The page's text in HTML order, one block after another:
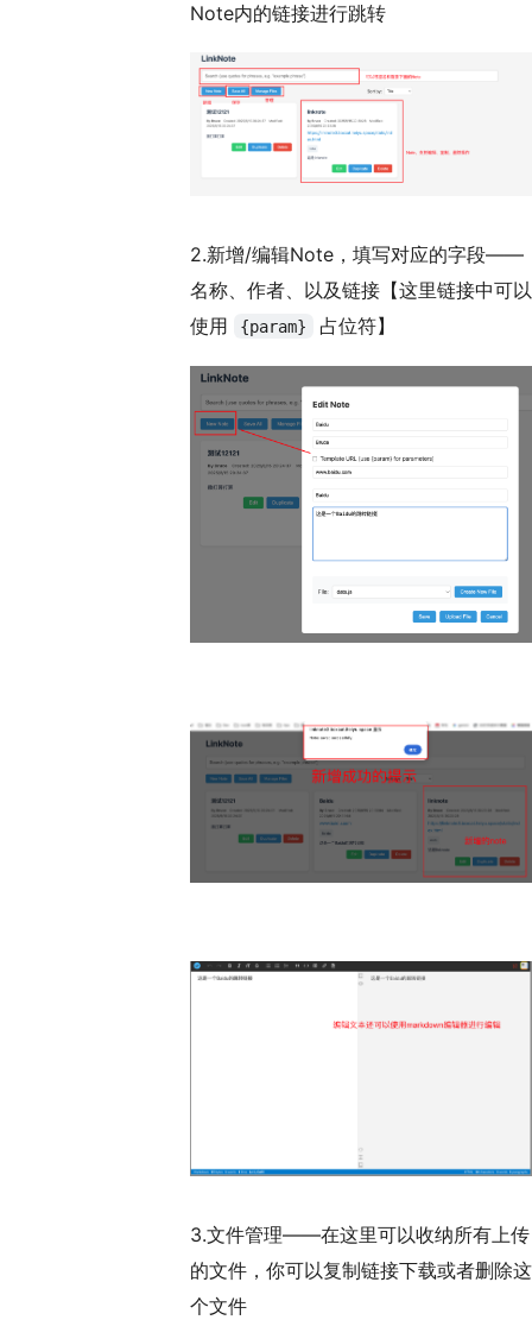
Note内的链接进行跳转
2.新增/编辑Note，填写对应的字段——
名称、作者、以及链接【这里链接中可以
使用
{param} 占位符】
3.文件管理——在这里可以收纳所有上传
的文件，你可以复制链接下载或者删除这
个文件